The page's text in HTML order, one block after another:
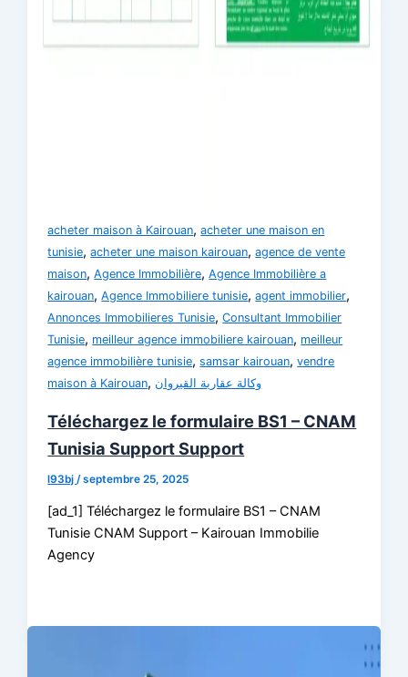
acheter maison à Kairouan,acheter une maison en
tunisie,acheter une maison kairouan,agence de vente
maison,Agence Immobilière,Agence Immobilière a
kairouan,Agence Immobiliere tunisie,agent immobilier,
Annonces Immobilieres Tunisie,Consultant Immobilier
Tunisie, meilleur agence immobiliere kairouan, meilleur
agence immobilière tunisie,samsar kairouan,vendre
maison à Kairouan, وكالة عقارية القيروان
Téléchargez le formulaire BS1 – CNAM
Tunisia Support Support
l93bj /septembre 25, 2025
[ad_1] Téléchargez le formulaire BS1 – CNAM
Tunisie CNAM Support – Kairouan Immobilie
Agency